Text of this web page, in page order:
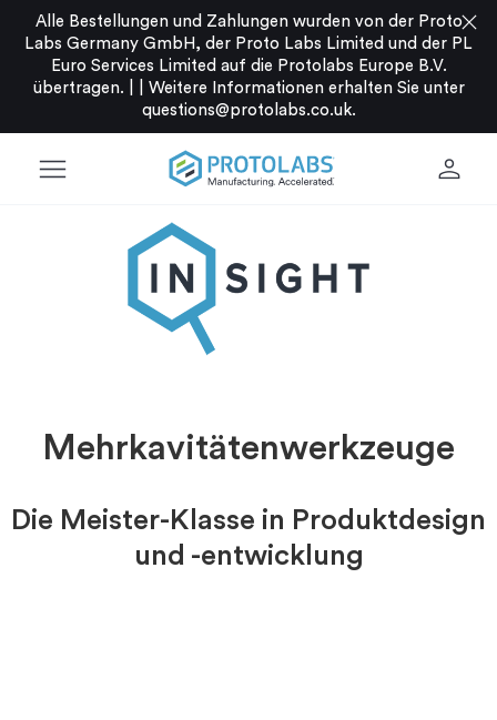
Alle Bestellungen und Zahlungen wurden von der Proto
Labs Germany GmbH, der Proto Labs Limited und der PL
Euro Services Limited auf die Protolabs Europe B.V.
übertragen. |
Weitere Informationen erhalten Sie unter
questions@protolabs.co.uk.
close
menu person
Mehrkavitätenwerkzeuge
Die Meister-Klasse in Produktdesign
und -entwicklung